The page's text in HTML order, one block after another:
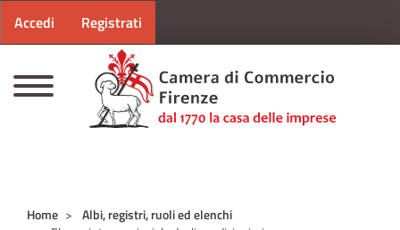
Menu profilo utente
Accedi Registrati
Home
Albi, registri, ruoli ed elenchi